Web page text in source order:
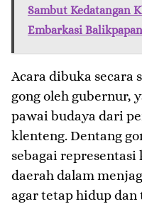
Sambut Kedatangan
Embarkasi Balikpapan
​Acara dibuka secara
gong oleh gubernur,
pawai budaya dari
klenteng. Dentang
sebagai
daerah dalam
agar tetap hidup